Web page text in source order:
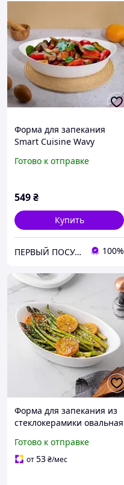
Форма для запекания
Smart Cuisine Wavy
Q8203 овальная
Готово к отправке
549₴
Купить
ПЕРВЫЙ ПОСУДНЫЙ интернет магазин 100%
Форма для запекания из
стеклокерамики овальная
29*17 cm (N3567)
Готово к отправке
от53₴/мес